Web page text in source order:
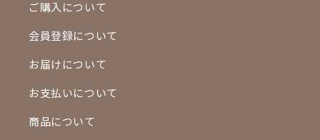
ご購入について
会員登録について
お届けについて
お支払いについて
商品について